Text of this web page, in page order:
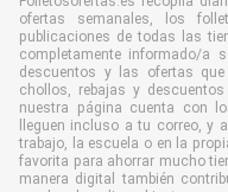
ofertas semanales, los
publicaciones de todas las
completamente informado/a
descuentos y las ofertas
chollos, rebajas y
nuestra página cuenta con
lleguen incluso a tu correo, y
trabajo, la escuela o en la
favorita para ahorrar mucho
manera digital también